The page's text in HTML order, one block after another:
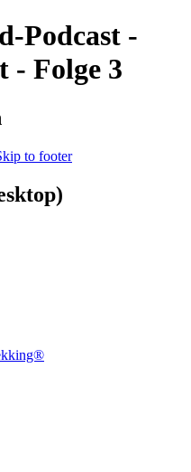
Podcast -
- Folge 3
to footer